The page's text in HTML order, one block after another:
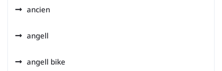
ancien
angell
angell bike